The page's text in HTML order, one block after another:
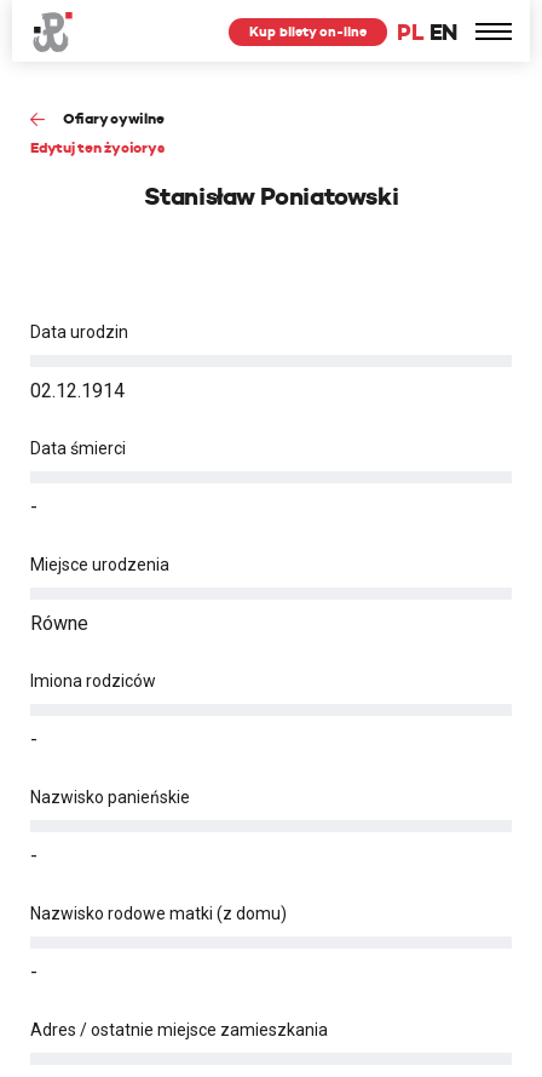
PL EN
Kup bilety on-line
Ofiary cywilne
Edytuj ten życiorys
Stanisław Poniatowski
Data urodzin
02.12.1914
Data śmierci
-
Miejsce urodzenia
Równe
Imiona rodziców
-
Nazwisko panieńskie
-
Nazwisko rodowe matki (z domu)
-
Adres / ostatnie miejsce zamieszkania